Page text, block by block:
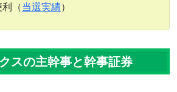
（当選実績）
スの主幹事と幹事証券